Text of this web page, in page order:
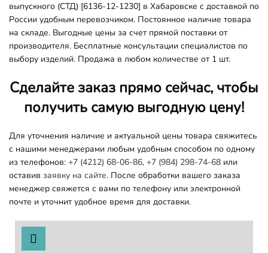
выпускного (СТД) [6136-12-1230] в Хабаровске с доставкой по
России удобным перевозчиком. Постоянное наличие товара
на складе. Выгодные цены за счет прямой поставки от
производителя. Бесплатные консультации специалистов по
выбору изделий. Продажа в любом количестве от 1 шт.
Сделайте заказ прямо сейчас, чтобы
получить самую выгодную цену!
Для уточнения наличие и актуальной цены товара свяжитесь
с нашими менеджерами любым удобным способом по одному
из телефонов: +7 (4212) 68-06-86, +7 (984) 298-74-68 или
оставив заявку на сайте. После обработки вашего заказа
менеджер свяжется с вами по телефону или электронной
почте и уточнит удобное время для доставки.